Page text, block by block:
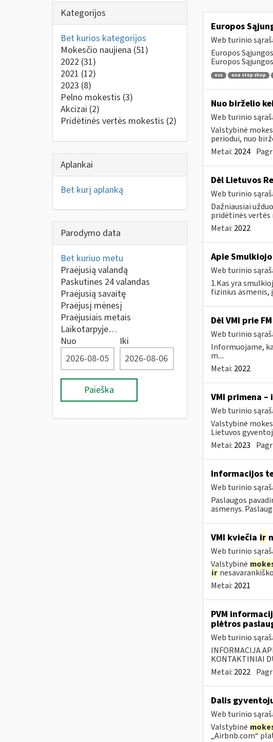
Kategorijos
Bet kurios kategorijos
Mokesčio naujiena (51)
2022 (31)
2021 (12)
2023 (8)
Pelno mokestis (3)
Akcizai (2)
Pridėtinės vertės mokestis (2)
Aplankai
Bet kurį aplanką
Parodymo data
Bet kuriuo metu
Praėjusią valandą
Paskutines 24 valandas
Praėjusią savaitę
Praėjusį mėnesį
Praėjusiais metais
Laikotarpyje…
Nuo
Iki
Paieška
Europos
Web turinio
Europos
Europos
oss one stop shop
Nuo birželio
Web turinio
Valstybinė
periodui, nuo
Metai: 2024
Dėl Lietuvos
Web turinio
Dažniausiai
pridėtinės vertės
Metai: 2022
Apie
Web turinio
1.Kas yra
fizinius asmenis,
Dėl VMI prie
Web turinio
Informuojame,
m....
Metai: 2022
VMI primena
Web turinio
Valstybinė
Lietuvos
Metai: 2023
Informacijos
Web turinio
Paslaugos
asmenys.
VMI kviečia ir
Web turinio
Valstybinė
ir
Metai: 2021
PVM
plėtros
Web turinio
INFORMACIJA
KONTAKTINIAI
Metai: 2022
Dalis
Web turinio
Valstybinė
„Airbnb.com“